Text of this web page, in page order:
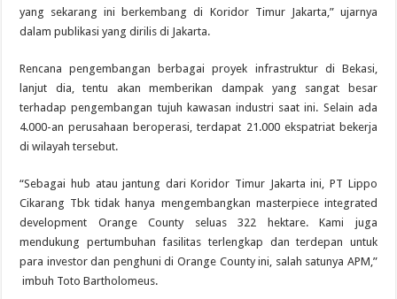
yang sekarang ini berkembang di Koridor Timur Jakarta,” ujarnya
dalam publikasi yang dirilis di Jakarta.
Rencana pengembangan berbagai proyek infrastruktur di Bekasi,
lanjut dia, tentu akan memberikan dampak yang sangat besar
terhadap pengembangan tujuh kawasan industri saat ini. Selain ada
4.000-an perusahaan beroperasi, terdapat 21.000 ekspatriat bekerja
di wilayah tersebut.
“Sebagai hub atau jantung dari Koridor Timur Jakarta ini, PT Lippo
Cikarang Tbk tidak hanya mengembangkan masterpiece integrated
development Orange County seluas 322 hektare. Kami juga
mendukung pertumbuhan fasilitas terlengkap dan terdepan untuk
para investor dan penghuni di Orange County ini, salah satunya APM,”
imbuh Toto Bartholomeus.